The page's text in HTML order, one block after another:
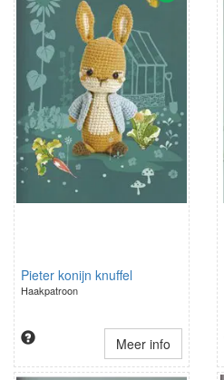
Pieter konijn knuffel
Haakpatroon
Meer info